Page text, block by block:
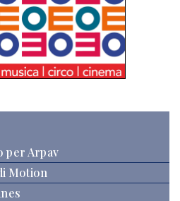
per Arpav
Motion